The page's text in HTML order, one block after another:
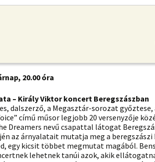
20.00 óra
– Király Viktor koncert Beregszászban
dalszerző, a Megasztár-sorozat győztese,
című műsor legjobb 20 versenyzője
Dreamers nevű csapattal látogat
az árnyalatait mutatja meg a beregszászi
egy kicsit többet megmutat magából.
lehetnek tanúi azok, akik